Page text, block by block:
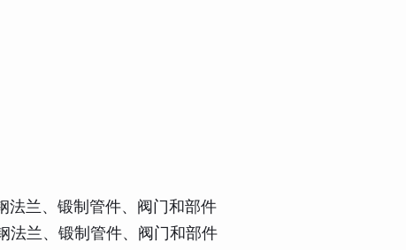
法兰、锻制管件、阀门和部件
法兰、锻制管件、阀门和部件